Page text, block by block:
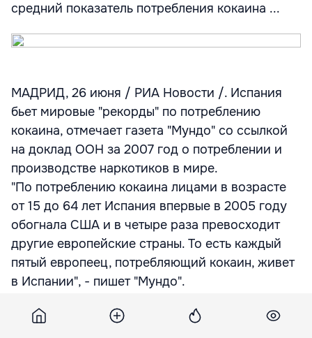
средний показатель потребления кокаина ...
МАДРИД, 26 июня / РИА Новости /. Испания
бьет мировые "рекорды" по потреблению
кокаина, отмечает газета "Мундо" со ссылкой
на доклад ООН за 2007 год о потреблении и
производстве наркотиков в мире.
"По потреблению кокаина лицами в возрасте
от 15 до 64 лет Испания впервые в 2005 году
обогнала США и в четыре раза превосходит
другие европейские страны. То есть каждый
пятый европеец, потребляющий кокаин, живет
в Испании", - пишет "Мундо".
потребления кокаина гражданами стран